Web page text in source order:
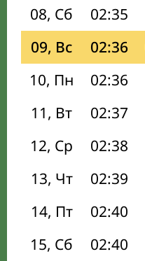
08, Сб
02:35
09, Вс
02:36
10, Пн
02:36
11, Вт
02:37
12, Ср
02:38
13, Чт
02:39
14, Пт
02:40
15, Сб
02:40